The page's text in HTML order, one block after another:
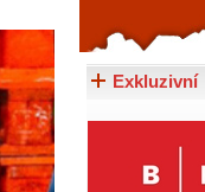
článek...
Exkluzivní